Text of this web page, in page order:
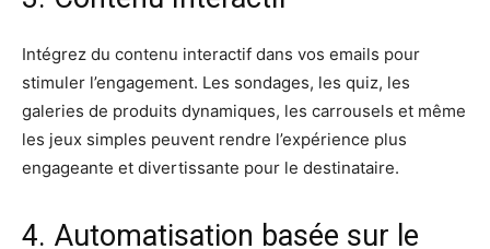
Intégrez du contenu interactif dans vos emails pour
stimuler l’engagement. Les sondages, les quiz, les
galeries de produits dynamiques, les carrousels et même
les jeux simples peuvent rendre l’expérience plus
engageante et divertissante pour le destinataire.
4. Automatisation basée sur le